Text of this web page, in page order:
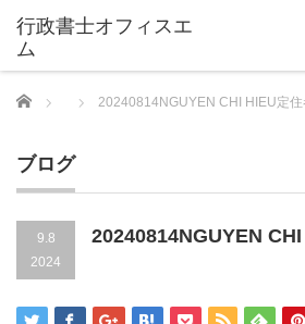
Home 20240814NGUYEN CHI HIEU定
ブログ
9.8
2024
20240814NGUYEN